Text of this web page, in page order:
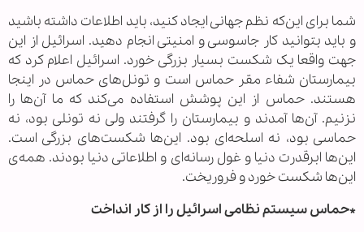
شما برای این‌که نظم جهانی ایجاد کنید، باید اطلاعات داشته باشید
و باید بتوانید کار جاسوسی و امنیتی انجام دهید. اسرائیل از این
جهت واقعا یک شکست بسیار بزرگی خورد. اسرائیل اعلام کرد که
بیمارستان شفاء مقر حماس است و تونل‌های حماس در اینجا
هستند. حماس از این پوشش استفاده می‌کند که ما آن‌ها را
نزنیم. آن‌ها آمدند و بیمارستان را گرفتند ولی نه تونلی بود، نه
حماسی بود، نه اسلحه‌ای بود. این‌ها شکست‌های بزرگی است.
این‌ها ابرقدرت دنیا و غول رسانه‌ای و اطلاعاتی دنیا بودند. همه‌ی
این‌ها شکست خورد و فروریخت.
*حماس سیستم نظامی اسرائیل را از کار انداخت